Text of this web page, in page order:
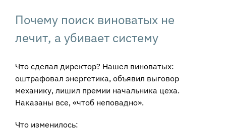
Почему поиск виноватых не
лечит, а убивает систему
Что сделал директор? Нашел виноватых:
оштрафовал энергетика, объявил выговор
механику, лишил премии начальника цеха.
Наказаны все, «чтоб неповадно».
Что изменилось: